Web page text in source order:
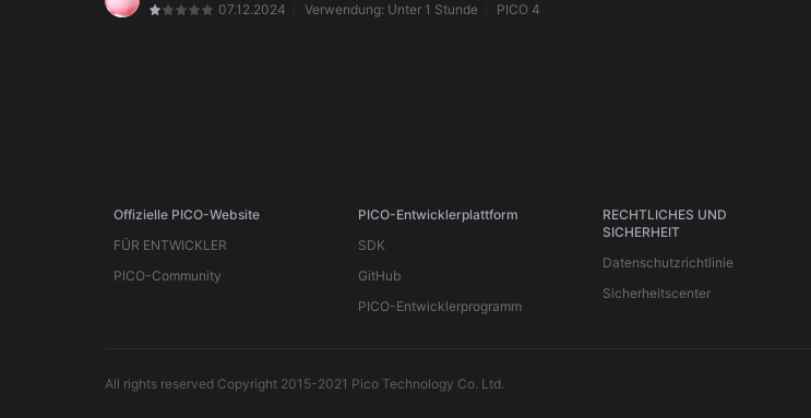
07.12.2024
Verwendung: Unter 1 Stunde PICO 4
Offizielle PICO-Website
FÜR ENTWICKLER
PICO-Community
PICO-Entwicklerplattform
SDK
GitHub
PICO-Entwicklerprogramm
RECHTLICHES UND
SICHERHEIT
Datenschutzrichtlinie
Sicherheitscenter
All rights reserved Copyright 2015-2021 Pico Technology Co. Ltd.